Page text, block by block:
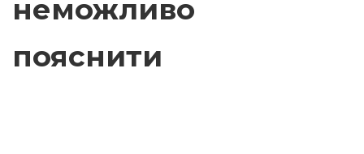
неможливо
пояснити